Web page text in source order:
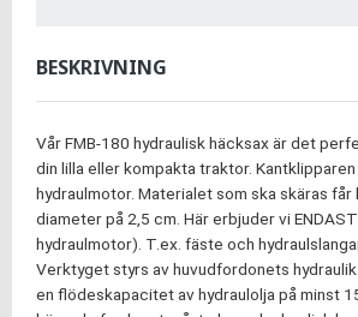
BESKRIVNING
Vår FMB-180 hydraulisk häcksax är det
din lilla eller kompakta traktor.
hydraulmotor. Materialet som ska skäras får
diameter på 2,5 cm. Här erbjuder vi
hydraulmotor). T.ex. fäste och
Verktyget styrs av huvudfordonets
en flödeskapacitet av hydraulolja på minst